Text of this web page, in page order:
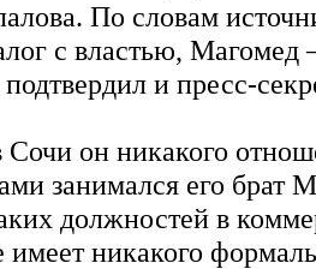
По словам
с властью, Магомед
и пресс-
Сочи он никакого
занимался его брат
должностей в
имеет никакого